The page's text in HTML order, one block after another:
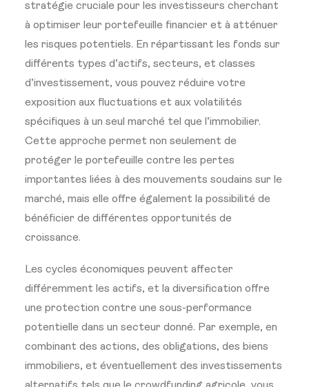
stratégie cruciale pour les investisseurs cherchant
à optimiser leur portefeuille financier et à atténuer
les risques potentiels. En répartissant les fonds sur
différents types d’actifs, secteurs, et classes
d’investissement, vous pouvez réduire votre
exposition aux fluctuations et aux volatilités
spécifiques à un seul marché tel que l’immobilier.
Cette approche permet non seulement de
protéger le portefeuille contre les pertes
importantes liées à des mouvements soudains sur le
marché, mais elle offre également la possibilité de
bénéficier de différentes opportunités de
croissance.
Les cycles économiques peuvent affecter
différemment les actifs, et la diversification offre
une protection contre une sous-performance
potentielle dans un secteur donné. Par exemple, en
combinant des actions, des obligations, des biens
immobiliers, et éventuellement des investissements